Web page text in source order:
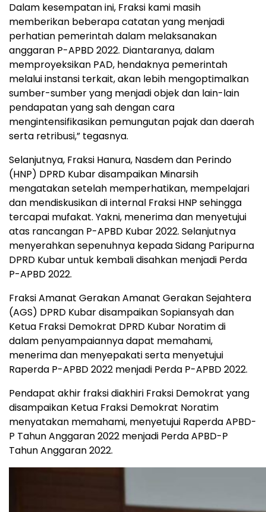
Dalam kesempatan ini, Fraksi kami masih
memberikan beberapa catatan yang menjadi
perhatian pemerintah dalam melaksanakan
anggaran P-APBD 2022. Diantaranya, dalam
memproyeksikan PAD, hendaknya pemerintah
melalui instansi terkait, akan lebih mengoptimalkan
sumber-sumber yang menjadi objek dan lain-lain
pendapatan yang sah dengan cara
mengintensifikasikan pemungutan pajak dan daerah
serta retribusi,” tegasnya.
Selanjutnya, Fraksi Hanura, Nasdem dan Perindo
(HNP) DPRD Kubar disampaikan Minarsih
mengatakan setelah memperhatikan, mempelajari
dan mendiskusikan di internal Fraksi HNP sehingga
tercapai mufakat. Yakni, menerima dan menyetujui
atas rancangan P-APBD Kubar 2022. Selanjutnya
menyerahkan sepenuhnya kepada Sidang Paripurna
DPRD Kubar untuk kembali disahkan menjadi Perda
P-APBD 2022.
Fraksi Amanat Gerakan Amanat Gerakan Sejahtera
(AGS) DPRD Kubar disampaikan Sopiansyah dan
Ketua Fraksi Demokrat DPRD Kubar Noratim di
dalam penyampaiannya dapat memahami,
menerima dan menyepakati serta menyetujui
Raperda P-APBD 2022 menjadi Perda P-APBD 2022.
Pendapat akhir fraksi diakhiri Fraksi Demokrat yang
disampaikan Ketua Fraksi Demokrat Noratim
menyatakan memahami, menyetujui Raperda APBD-
P Tahun Anggaran 2022 menjadi Perda APBD-P
Tahun Anggaran 2022.